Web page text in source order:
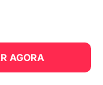
AGORA